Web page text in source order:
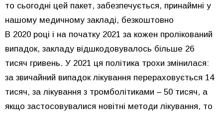
то сьогодні цей пакет, забезпечується, принаймні у
нашому медичному закладі, безкоштовно
В 2020 році і на початку 2021 за кожен пролікований
випадок, закладу відшкодовувалось більше 26
тисяч гривень. У 2021 ця політика трохи змінилася:
за звичайний випадок лікування перераховується 14
тисяч, за лікування з тромболітиками – 50 тисяч, а
якщо застосовувалися новітні методи лікування, то